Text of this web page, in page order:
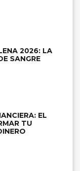
2026: LA
SANGRE
EL
TU